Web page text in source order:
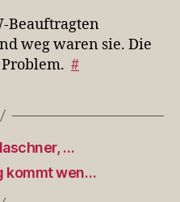
Beauftr…
Beauftragten
weg waren sie. Die
#
…
kommt wen…